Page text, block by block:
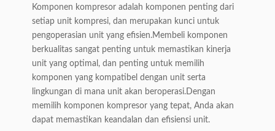
Komponen kompresor adalah komponen penting dari
setiap unit kompresi, dan merupakan kunci untuk
pengoperasian unit yang efisien.Membeli komponen
berkualitas sangat penting untuk memastikan kinerja
unit yang optimal, dan penting untuk memilih
komponen yang kompatibel dengan unit serta
lingkungan di mana unit akan beroperasi.Dengan
memilih komponen kompresor yang tepat, Anda akan
dapat memastikan keandalan dan efisiensi unit.